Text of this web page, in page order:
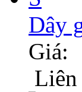
Dây
Giá:
Liên